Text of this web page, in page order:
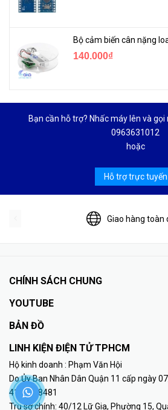
140.000₫
Bạn cần hỗ trợ? Nhấc máy lên và
0963631012
hoặc
Hỗ trợ trực tuyến
Giao hàng toàn
CHÍNH SÁCH CHUNG
YOUTUBE
BẢN ĐỒ
LINH KIỆN ĐIỆN TỬ TPHCM
Hộ kinh doanh : Phạm Văn Hội
Do Ủy Ban Nhân Dân Quận 11 cấp ngày
41K8018481
Trụ sở chính: 40/12 Lữ Gia, Phường 15,